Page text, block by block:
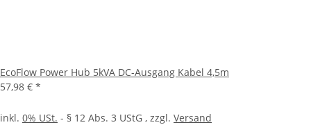
EcoFlow Power Hub 5kVA DC-Ausgang Kabel 4,5m
57,98 € *
inkl. 0% USt. - § 12 Abs. 3 UStG , zzgl. Versand